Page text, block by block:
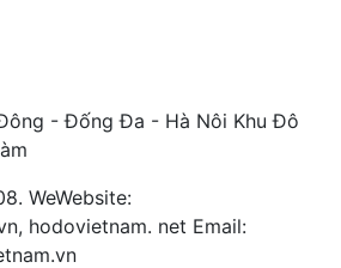
- Đống Đa - Hà Nôi Khu Đô
WeWebsite:
hodovietnam. net Email: